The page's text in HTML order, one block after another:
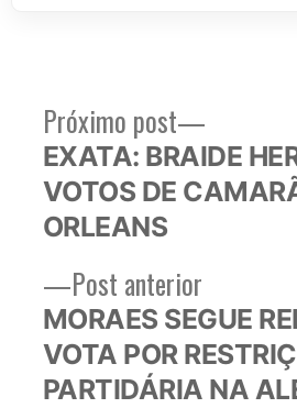
Navegação
de
Post
Post anterior
anterior:
MORAES SEGUE
VOTA POR
PARTIDÁRIA NA
Próximo post
post:
EXATA: BRAIDE
VOTOS DE
ORLEANS